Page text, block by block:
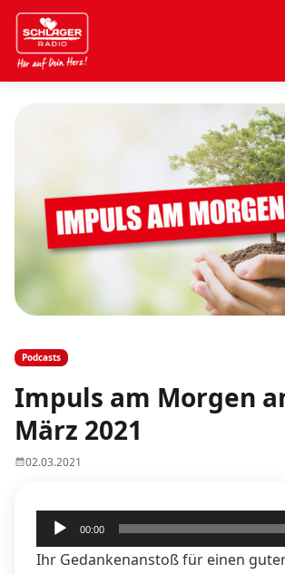
Podcasts
Impuls am Morgen
März 2021
02.03.2021
Audio-
Player
00:00
Ihr Gedankenanstoß für einen